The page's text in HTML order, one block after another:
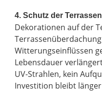
4. Schutz der
Dekorationen auf der
Witterungseinflüssen
Lebensdauer
UV-Strahlen, kein
Investition bleibt